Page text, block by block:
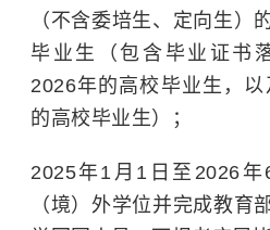
（不含委培生、定向生）
毕业生（包含毕业证书
2026年的高校毕业生，
的高校毕业生）；
2025年1月1日至2026
（境）外学位并完成教育